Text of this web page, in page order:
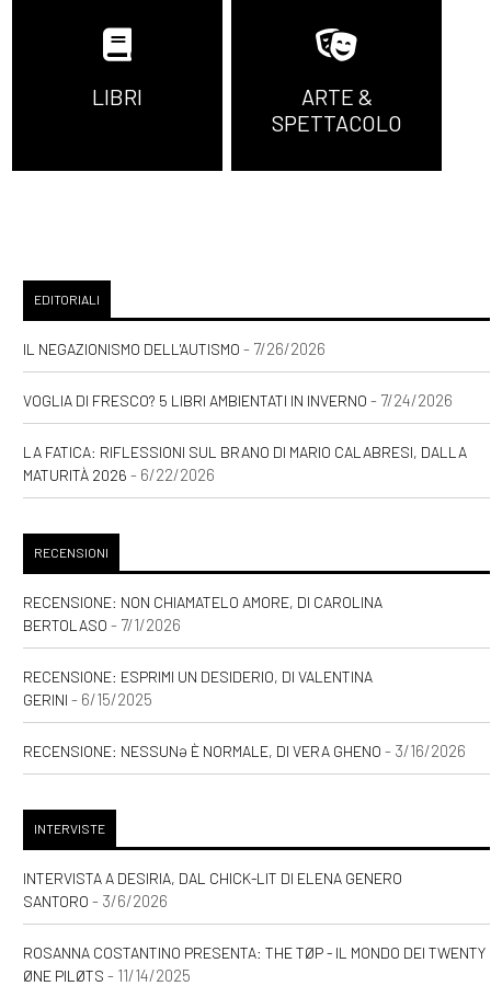
LIBRI
ARTE &
SPETTACOLO
EDITORIALI
IL NEGAZIONISMO DELL'AUTISMO - 7/26/2026
VOGLIA DI FRESCO? 5 LIBRI AMBIENTATI IN INVERNO - 7/24/2026
LA FATICA: RIFLESSIONI SUL BRANO DI MARIO CALABRESI, DALLA
MATURITÀ 2026 - 6/22/2026
RECENSIONI
RECENSIONE: NON CHIAMATELO AMORE, DI CAROLINA
BERTOLASO - 7/1/2026
RECENSIONE: ESPRIMI UN DESIDERIO, DI VALENTINA
GERINI - 6/15/2025
RECENSIONE: NESSUNƏ È NORMALE, DI VERA GHENO - 3/16/2026
INTERVISTE
INTERVISTA A DESIRIA, DAL CHICK-LIT DI ELENA GENERO
SANTORO - 3/6/2026
ROSANNA COSTANTINO PRESENTA: THE TØP - IL MONDO DEI TWENTY
ØNE PILØTS - 11/14/2025